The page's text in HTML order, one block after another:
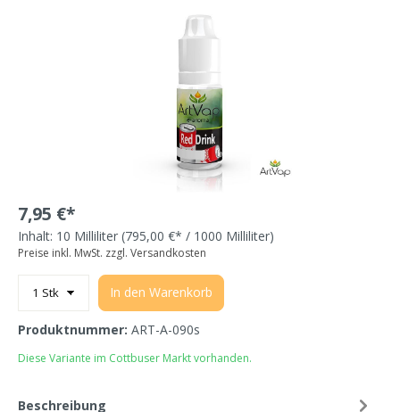
7,95 €*
Inhalt: 10 Milliliter (795,00 €* / 1000 Milliliter)
Preise inkl. MwSt. zzgl. Versandkosten
In den Warenkorb
Produktnummer: ART-A-090s
Diese Variante im Cottbuser Markt vorhanden.
Beschreibung